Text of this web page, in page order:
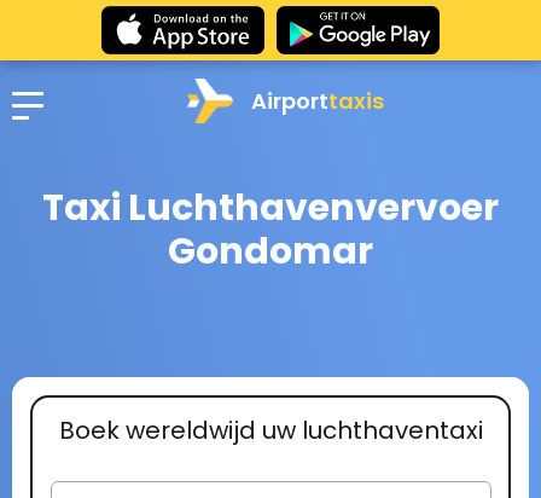
Airporttaxis
Taxi Luchthavenvervoer
Gondomar
Boek wereldwijd uw luchthaventaxi